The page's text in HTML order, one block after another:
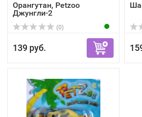
Орангутан, Petzoo
Джунгли-2
(0)
139 руб.